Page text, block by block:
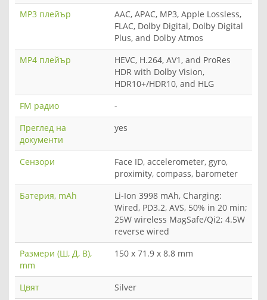
MP3 плейър
AAC, APAC, MP3, Apple Lossless,
FLAC, Dolby Digital, Dolby Digital
Plus, and Dolby Atmos
MP4 плейър
HEVC, H.264, AV1, and ProRes
HDR with Dolby Vision,
HDR10+/HDR10, and HLG
FM радио
-
Преглед на
документи
yes
Сензори
Face ID, accelerometer, gyro,
proximity, compass, barometer
Батерия, mAh
Li-Ion 3998 mAh, Charging:
Wired, PD3.2, AVS, 50% in 20 min;
25W wireless MagSafe/Qi2; 4.5W
reverse wired
Размери (Ш, Д, В),
mm
150 x 71.9 x 8.8 mm
Цвят
Silver